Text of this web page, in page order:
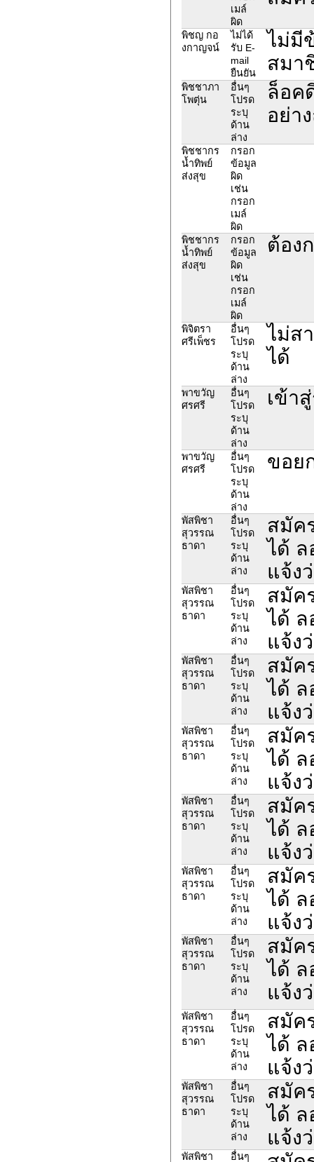
เมล์
ผิด
พิชญ กอ
งกาญจน์
ไม่ได้
รับ E-
mail
ยืนยัน
ไม่มี
สมา
พิชชาภา
โพตุ่น
อื่นๆ
โปรด
ระบุ
ด้าน
ล่าง
ล็อค
อย่า
พิชชากร
น้ำทิพย์
ส่งสุข
กรอก
ข้อมูล
ผิด
เช่น
กรอก
เมล์
ผิด
พิชชากร
น้ำทิพย์
ส่งสุข
กรอก
ข้อมูล
ผิด
เช่น
กรอก
เมล์
ผิด
ต้อง
พิจิตรา
ศรีเพ็ชร
อื่นๆ
โปรด
ระบุ
ด้าน
ล่าง
ไม่ส
ได้
พาขวัญ
ศรศรี
อื่นๆ
โปรด
ระบุ
ด้าน
ล่าง
เข้า
พาขวัญ
ศรศรี
อื่นๆ
โปรด
ระบุ
ด้าน
ล่าง
ขอย
พัสพิชา
สุวรรณ
ธาดา
อื่นๆ
โปรด
ระบุ
ด้าน
ล่าง
สมัค
ได้ ล
แจ้ง
พัสพิชา
สุวรรณ
ธาดา
อื่นๆ
โปรด
ระบุ
ด้าน
ล่าง
สมัค
ได้ ล
แจ้ง
พัสพิชา
สุวรรณ
ธาดา
อื่นๆ
โปรด
ระบุ
ด้าน
ล่าง
สมัค
ได้ ล
แจ้ง
พัสพิชา
สุวรรณ
ธาดา
อื่นๆ
โปรด
ระบุ
ด้าน
ล่าง
สมัค
ได้ ล
แจ้ง
พัสพิชา
สุวรรณ
ธาดา
อื่นๆ
โปรด
ระบุ
ด้าน
ล่าง
สมัค
ได้ ล
แจ้ง
พัสพิชา
สุวรรณ
ธาดา
อื่นๆ
โปรด
ระบุ
ด้าน
ล่าง
สมัค
ได้ ล
แจ้ง
พัสพิชา
สุวรรณ
ธาดา
อื่นๆ
โปรด
ระบุ
ด้าน
ล่าง
สมัค
ได้ ล
แจ้ง
พัสพิชา
สุวรรณ
ธาดา
อื่นๆ
โปรด
ระบุ
ด้าน
ล่าง
สมัค
ได้ ล
แจ้ง
พัสพิชา
สุวรรณ
ธาดา
อื่นๆ
โปรด
ระบุ
ด้าน
ล่าง
สมัค
ได้ ล
แจ้ง
พัสพิชา อื่นๆ